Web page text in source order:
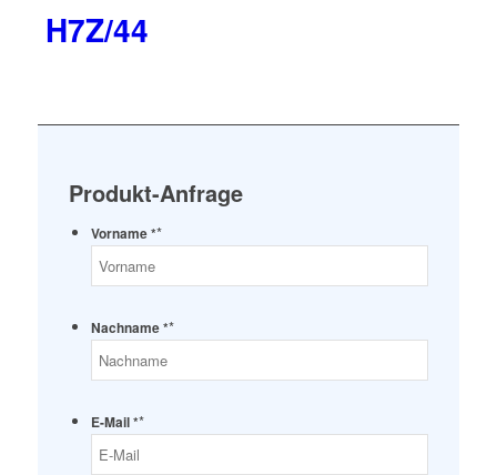
H7Z/44
Produkt-Anfrage
Vorname **
Nachname **
E-Mail **